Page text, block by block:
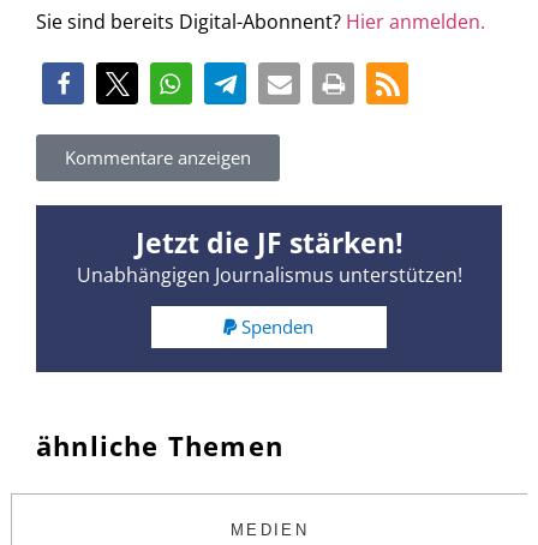
Sie sind bereits Digital-Abonnent? Hier anmelden.
Kommentare anzeigen
Jetzt die JF stärken!
Unabhängigen Journalismus unterstützen!
Spenden
ähnliche Themen
MEDIEN